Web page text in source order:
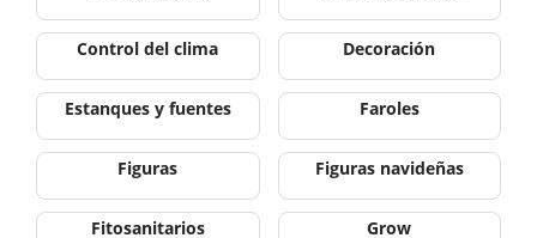
Control del clima Decoración
Estanques y fuentes Faroles
Figuras Figuras navideñas
Fitosanitarios Grow